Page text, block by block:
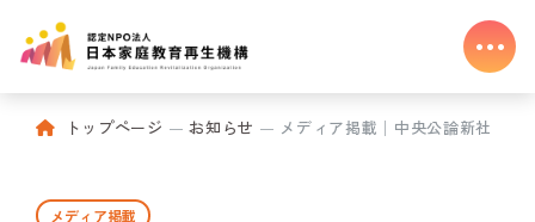
トップページ お知らせ メディア掲載│中央公論新社
メディア掲載